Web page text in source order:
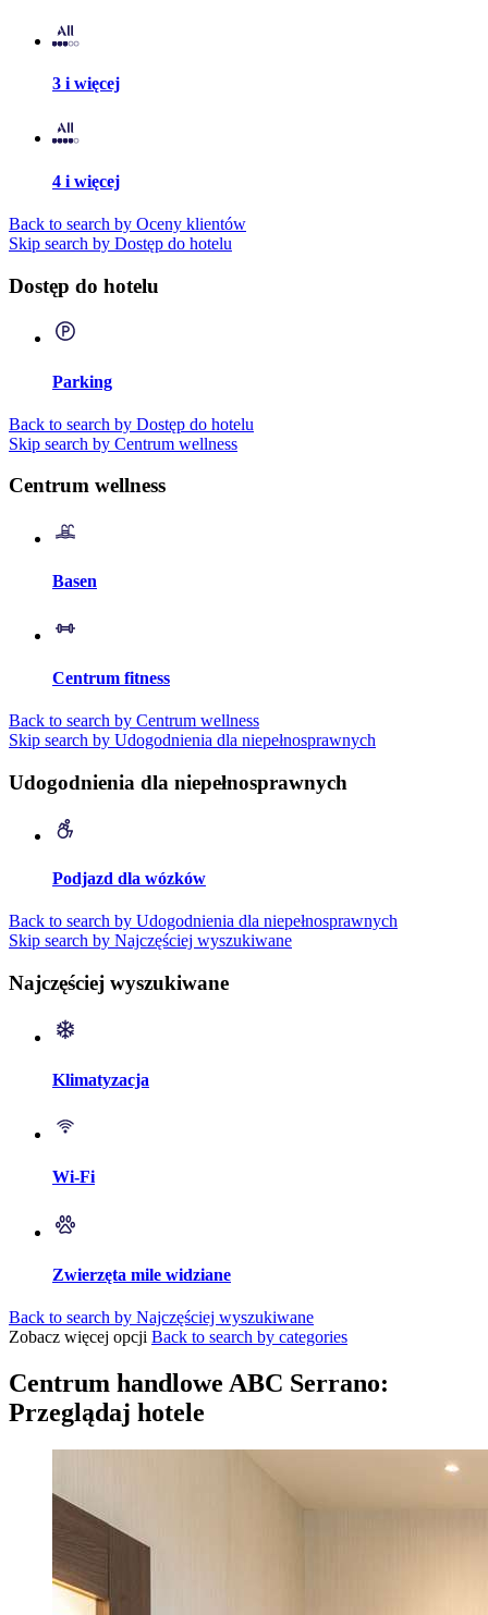
3 i więcej
4 i więcej
Back to search by Oceny klientów
Skip search by Dostęp do hotelu
Dostęp do hotelu
Parking
Back to search by Dostęp do hotelu
Skip search by Centrum wellness
Centrum wellness
Basen
Centrum fitness
Back to search by Centrum wellness
Skip search by Udogodnienia dla niepełnosprawnych
Udogodnienia dla niepełnosprawnych
Podjazd dla wózków
Back to search by Udogodnienia dla niepełnosprawnych
Skip search by Najczęściej wyszukiwane
Najczęściej wyszukiwane
Klimatyzacja
Wi-Fi
Zwierzęta mile widziane
Back to search by Najczęściej wyszukiwane
Zobacz więcej opcji Back to search by categories
Centrum handlowe ABC Serrano:
Przeglądaj hotele